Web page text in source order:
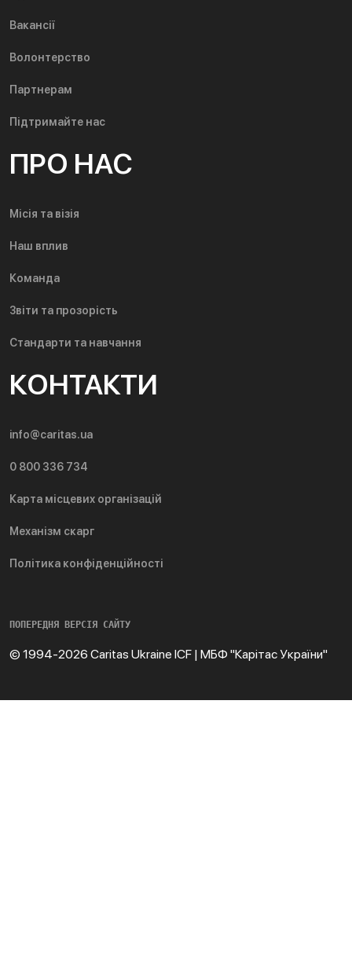
Вакансії
Волонтерство
Партнерам
Підтримайте нас
ПРО НАС
Місія та візія
Наш вплив
Команда
Звіти та прозорість
Стандарти та навчання
КОНТАКТИ
info@caritas.ua
0 800 336 734
Карта місцевих організацій
Механізм скарг
Політика конфіденційності
ПОПЕРЕДНЯ ВЕРСІЯ САЙТУ
© 1994-2026 Caritas Ukraine ICF | МБФ "Карітас України"